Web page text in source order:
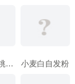
西麦牌核桃高钙营养燕麦片 小麦白自发粉